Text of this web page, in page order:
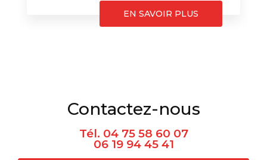
EN SAVOIR PLUS
Contactez-nous
Tél. 04 75 58 60 07
06 19 94 45 41